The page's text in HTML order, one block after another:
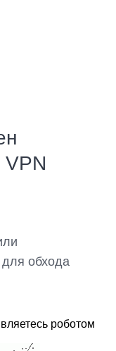
VPN
обхода
роботом